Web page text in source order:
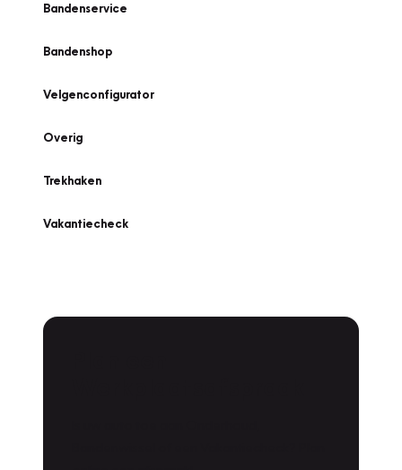
Bandenservice
Bandenshop
Velgenconfigurator
Overig
Trekhaken
Vakantiecheck